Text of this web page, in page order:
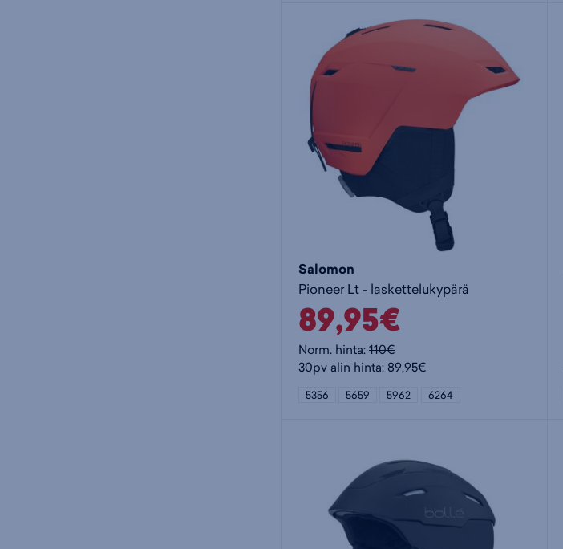
Salomon
Pioneer Lt - laskettelukypärä
89,95€
Norm. hinta:110€
30pv alin hinta: 89,95€
5356 5659 5962 6264